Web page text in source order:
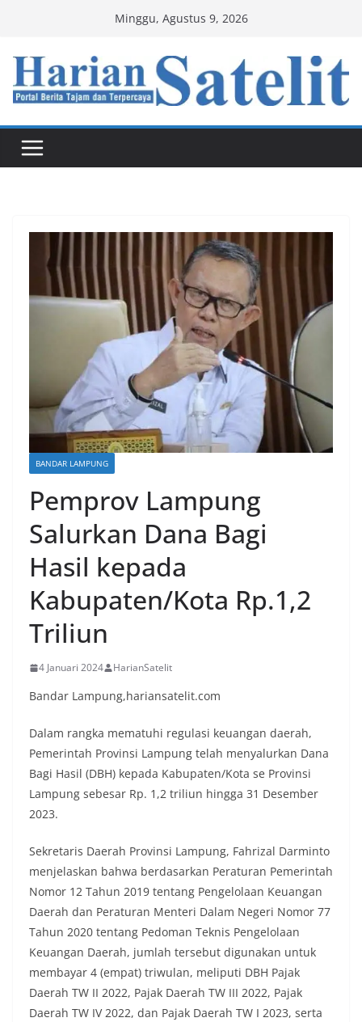
content
Minggu, Agustus 9, 2026
BANDAR LAMPUNG
Pemprov Lampung
Salurkan Dana Bagi
Hasil kepada
Kabupaten/Kota Rp.1,2
Triliun
4 Januari 2024 HarianSatelit
Bandar Lampung,hariansatelit.com
Dalam rangka mematuhi regulasi keuangan daerah,
Pemerintah Provinsi Lampung telah menyalurkan Dana
Bagi Hasil (DBH) kepada Kabupaten/Kota se Provinsi
Lampung sebesar Rp. 1,2 triliun hingga 31 Desember
2023.
Sekretaris Daerah Provinsi Lampung, Fahrizal Darminto
menjelaskan bahwa berdasarkan Peraturan Pemerintah
Nomor 12 Tahun 2019 tentang Pengelolaan Keuangan
Daerah dan Peraturan Menteri Dalam Negeri Nomor 77
Tahun 2020 tentang Pedoman Teknis Pengelolaan
Keuangan Daerah, jumlah tersebut digunakan untuk
membayar 4 (empat) triwulan, meliputi DBH Pajak
Daerah TW II 2022, Pajak Daerah TW III 2022, Pajak
Daerah TW IV 2022, dan Pajak Daerah TW I 2023, serta